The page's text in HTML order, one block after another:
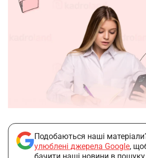
Подобаються наші
улюблені джерела Google,
бачити наші новини в